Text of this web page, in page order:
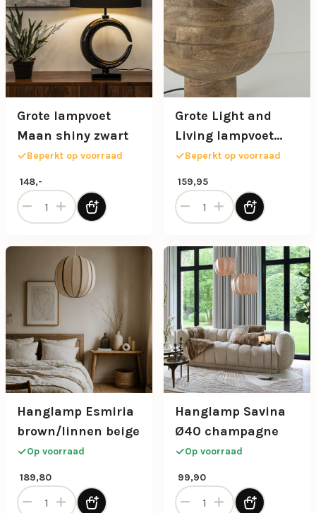
Grote lampvoet
Maan shiny zwart
Beperkt op voorraad
148,-
Grote lampvoet Maan shiny zwart aantal
Grote Light and
Living lampvoet
Barumi hout
Beperkt op voorraad
159,95
Grote Light and Living
Hanglamp Esmiria
brown/linnen beige
Op voorraad
189,80
Hanglamp Esmiria brown/linnen beige aantal
Hanglamp Savina
Ø40 champagne
Op voorraad
99,90
Hanglamp Savina Ø40